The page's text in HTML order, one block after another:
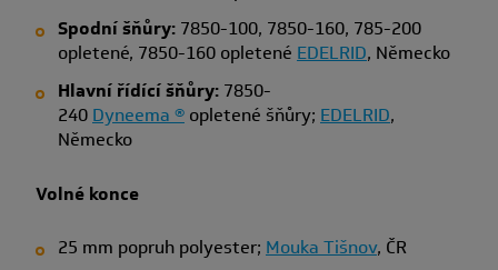
Spodní šňůry:7850-100, 7850-160, 785-200
opletené, 7850-160 opletené EDELRID, Německo
Hlavní řídící šňůry:7850-
240 Dyneema ®opletené šňůry; EDELRID,
Německo
Volné konce
25 mm popruh polyester; Mouka Tišnov, ČR